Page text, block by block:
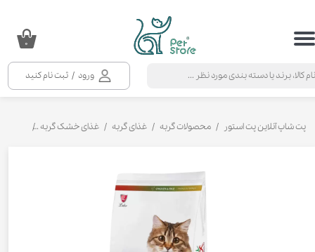
ورود / ثبت نام کنید
حساب کاربری من
خروج از حساب کاربری
۰
پت شاپ آنلاین پت استور محصولات گربه غذای گربه غذای خشک گربه